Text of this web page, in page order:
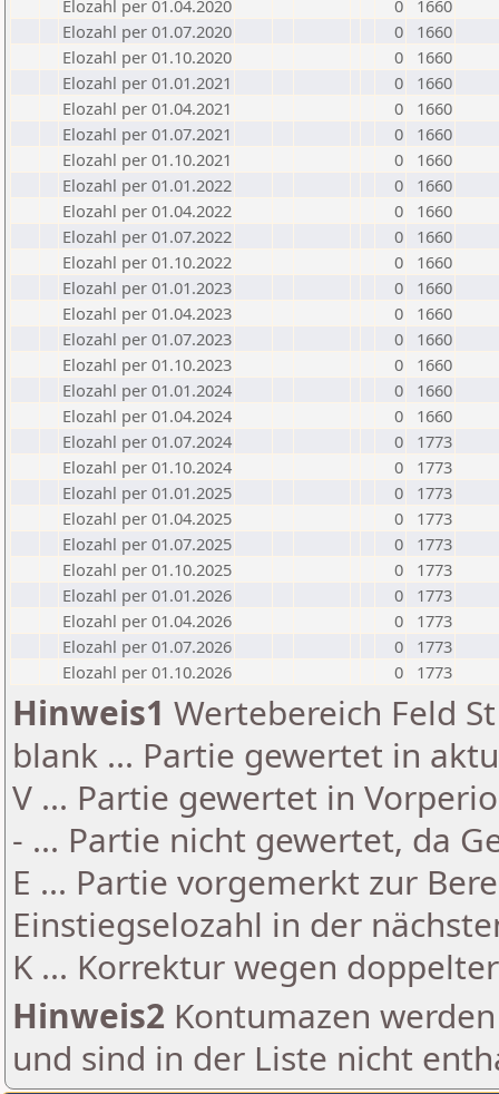
Elozahl per 01.04.2020
0
1660
Elozahl per 01.07.2020
0
1660
Elozahl per 01.10.2020
0
1660
Elozahl per 01.01.2021
0
1660
Elozahl per 01.04.2021
0
1660
Elozahl per 01.07.2021
0
1660
Elozahl per 01.10.2021
0
1660
Elozahl per 01.01.2022
0
1660
Elozahl per 01.04.2022
0
1660
Elozahl per 01.07.2022
0
1660
Elozahl per 01.10.2022
0
1660
Elozahl per 01.01.2023
0
1660
Elozahl per 01.04.2023
0
1660
Elozahl per 01.07.2023
0
1660
Elozahl per 01.10.2023
0
1660
Elozahl per 01.01.2024
0
1660
Elozahl per 01.04.2024
0
1660
Elozahl per 01.07.2024
0
1773
Elozahl per 01.10.2024
0
1773
Elozahl per 01.01.2025
0
1773
Elozahl per 01.04.2025
0
1773
Elozahl per 01.07.2025
0
1773
Elozahl per 01.10.2025
0
1773
Elozahl per 01.01.2026
0
1773
Elozahl per 01.04.2026
0
1773
Elozahl per 01.07.2026
0
1773
Elozahl per 01.10.2026
0 1773
Hinweis1 Wertebereich Feld
blank ... Partie gewertet in
V ... Partie gewertet in
- ... Partie nicht gewertet, da
E ... Partie vorgemerkt zur
Einstiegselozahl in der
K ... Korrektur wegen
Hinweis2 Kontumazen
und sind in der Liste nicht